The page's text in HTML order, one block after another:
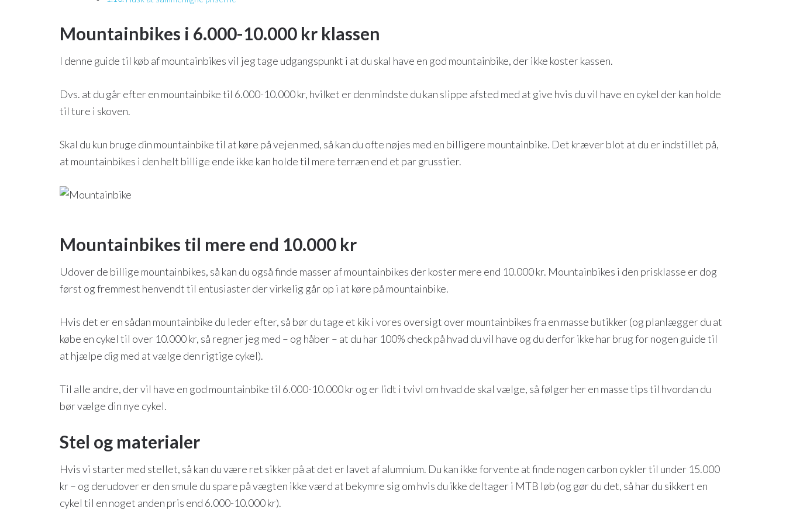
Mountainbikes i 6.000-10.000 kr klassen
I denne guide til køb af mountainbikes vil jeg tage udgangspunkt i at du skal have en god mountainbike, der ikke koster kassen.
Dvs. at du går efter en mountainbike til 6.000-10.000 kr, hvilket er den mindste du kan slippe afsted med at give hvis du vil have en cykel der kan holde
til ture i skoven.
Skal du kun bruge din mountainbike til at køre på vejen med, så kan du ofte nøjes med en billigere mountainbike. Det kræver blot at du er indstillet på,
at mountainbikes i den helt billige ende ikke kan holde til mere terræn end et par grusstier.
Mountainbikes til mere end 10.000 kr
Udover de billige mountainbikes, så kan du også finde masser af mountainbikes der koster mere end 10.000 kr. Mountainbikes i den prisklasse er dog
først og fremmest henvendt til entusiaster der virkelig går op i at køre på mountainbike.
Hvis det er en sådan mountainbike du leder efter, så bør du tage et kik i vores oversigt over mountainbikes fra en masse butikker (og planlægger du at
købe en cykel til over 10.000 kr, så regner jeg med – og håber – at du har 100% check på hvad du vil have og du derfor ikke har brug for nogen guide til
at hjælpe dig med at vælge den rigtige cykel).
Til alle andre, der vil have en god mountainbike til 6.000-10.000 kr og er lidt i tvivl om hvad de skal vælge, så følger her en masse tips til hvordan du
bør vælge din nye cykel.
Stel og materialer
Hvis vi starter med stellet, så kan du være ret sikker på at det er lavet af alumnium. Du kan ikke forvente at finde nogen carbon cykler til under 15.000
kr – og derudover er den smule du spare på vægten ikke værd at bekymre sig om hvis du ikke deltager i MTB løb (og gør du det, så har du sikkert en
cykel til en noget anden pris end 6.000-10.000 kr).